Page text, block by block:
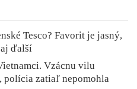
Tesco? Favorit je jasný,
ďalší
Vzácnu vilu
polícia zatiaľ nepomohla